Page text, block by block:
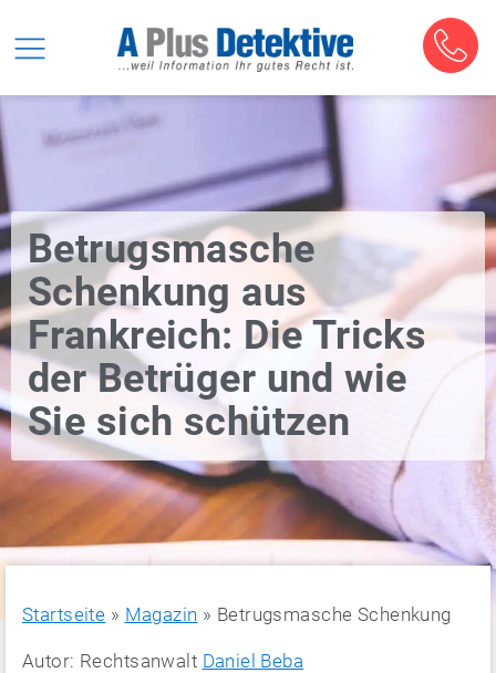
Betrugsmasche
Schenkung aus
Frankreich: Die Tricks
der Betrüger und wie
Sie sich schützen
Startseite » Magazin » Betrugsmasche Schenkung
Autor: Rechtsanwalt Daniel Beba